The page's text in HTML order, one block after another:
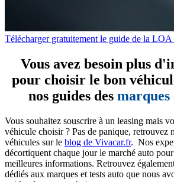
Télécharger gratuitement le guide de la
Vous avez besoin plus
pour choisir le bon
nos guides des marques
Vous souhaitez souscrire à un leasing mais
véhicule choisir ? Pas de panique, retrouvez
véhicules sur le blog de Vivacar.fr. Nos
décortiquent chaque jour le marché auto
meilleures informations. Retrouvez
dédiés aux marques et tests auto que nous